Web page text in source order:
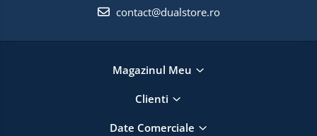
contact@dualstore.ro
Magazinul Meu
Clienti
Date Comerciale